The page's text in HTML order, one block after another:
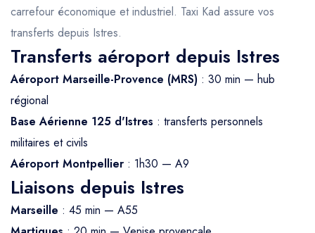
carrefour économique et industriel. Taxi Kad assure vos
transferts depuis Istres.
Transferts aéroport depuis Istres
Aéroport Marseille-Provence (MRS) : 30 min — hub
régional
Base Aérienne 125 d'Istres : transferts personnels
militaires et civils
Aéroport Montpellier : 1h30 — A9
Liaisons depuis Istres
Marseille : 45 min — A55